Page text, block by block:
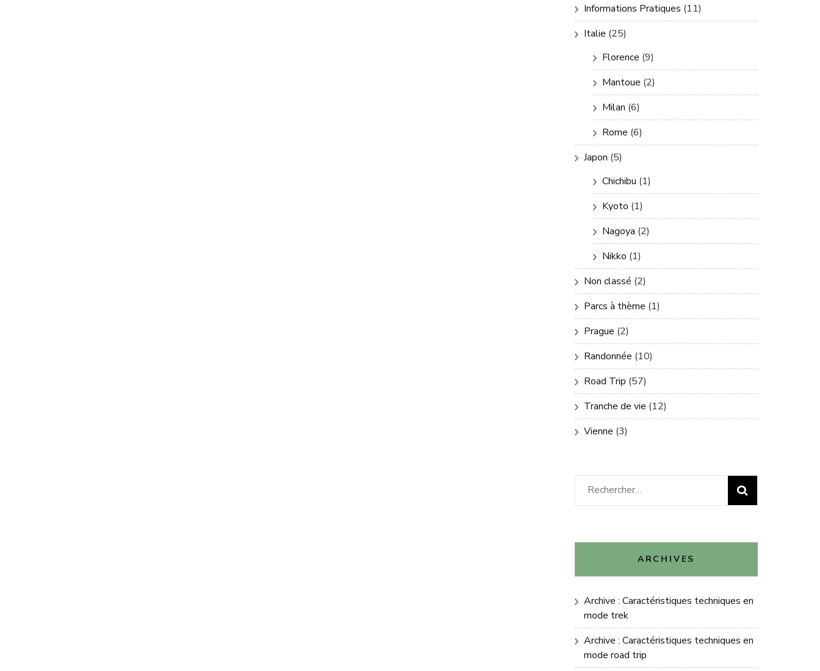
Informations Pratiques (11)
Italie (25)
Florence (9)
Mantoue (2)
Milan (6)
Rome (6)
Japon (5)
Chichibu (1)
Kyoto (1)
Nagoya (2)
Nikko (1)
Non classé (2)
Parcs à thème (1)
Prague (2)
Randonnée (10)
Road Trip (57)
Tranche de vie (12)
Vienne (3)
Rechercher :
ARCHIVES
Archive : Caractéristiques techniques en
mode trek
Archive : Caractéristiques techniques en
mode road trip